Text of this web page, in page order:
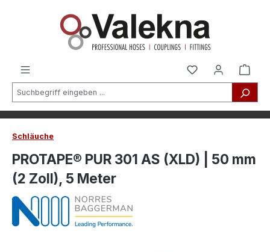
Schläuche
PROTAPE® PUR 301 AS (XLD) | 50 mm
(2 Zoll), 5 Meter